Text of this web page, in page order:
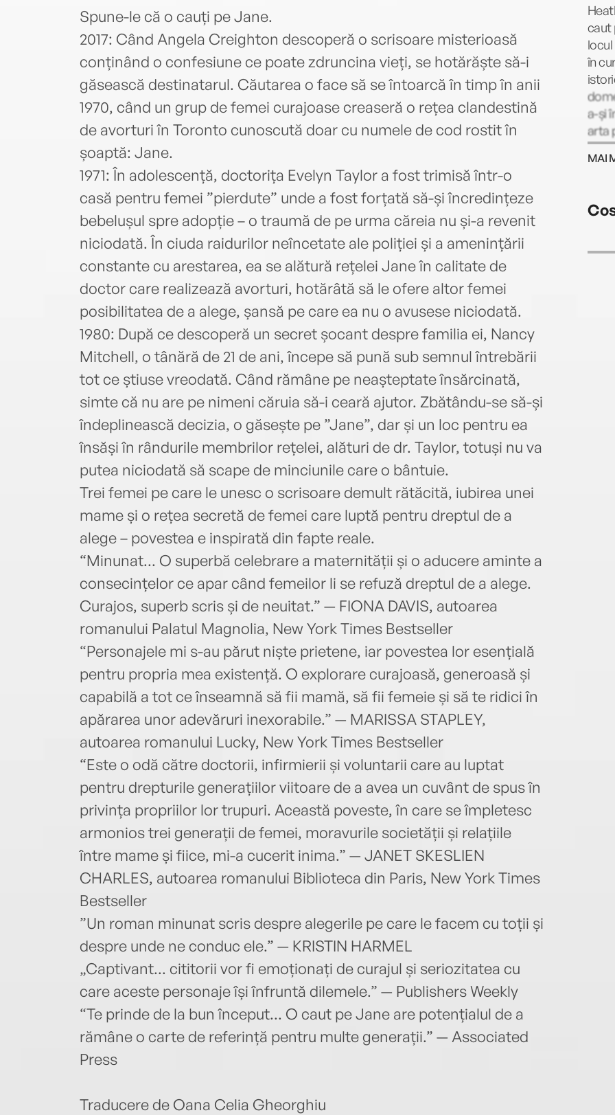
Spune-le că o cauți pe Jane.
2017: Când Angela Creighton descoperă o scrisoare misterioasă
conținând o confesiune ce poate zdruncina vieți, se hotărăște să-i
găsească destinatarul. Căutarea o face să se întoarcă în timp în anii
1970, când un grup de femei curajoase creaseră o rețea clandestină
de avorturi în Toronto cunoscută doar cu numele de cod rostit în
șoaptă: Jane.
1971: În adolescență, doctorița Evelyn Taylor a fost trimisă într-o
casă pentru femei ”pierdute” unde a fost forțată să-și încredințeze
bebelușul spre adopție – o traumă de pe urma căreia nu și-a revenit
niciodată. În ciuda raidurilor neîncetate ale poliției și a amenințării
constante cu arestarea, ea se alătură rețelei Jane în calitate de
doctor care realizează avorturi, hotărâtă să le ofere altor femei
posibilitatea de a alege, șansă pe care ea nu o avusese niciodată.
1980: După ce descoperă un secret șocant despre familia ei, Nancy
Mitchell, o tânără de 21 de ani, începe să pună sub semnul întrebării
tot ce știuse vreodată. Când rămâne pe neașteptate însărcinată,
simte că nu are pe nimeni căruia să-i ceară ajutor. Zbătându-se să-și
îndeplinească decizia, o găsește pe ”Jane”, dar și un loc pentru ea
însăși în rândurile membrilor rețelei, alături de dr. Taylor, totuși nu va
putea niciodată să scape de minciunile care o bântuie.
Trei femei pe care le unesc o scrisoare demult rătăcită, iubirea unei
mame și o rețea secretă de femei care luptă pentru dreptul de a
alege – povestea e inspirată din fapte reale.
“Minunat... O superbă celebrare a maternității și o aducere aminte a
consecințelor ce apar când femeilor li se refuză dreptul de a alege.
Curajos, superb scris și de neuitat.” — FIONA DAVIS, autoarea
romanului Palatul Magnolia, New York Times Bestseller
“Personajele mi s-au părut niște prietene, iar povestea lor esențială
pentru propria mea existență. O explorare curajoasă, generoasă și
capabilă a tot ce înseamnă să fii mamă, să fii femeie și să te ridici în
apărarea unor adevăruri inexorabile.” — MARISSA STAPLEY,
autoarea romanului Lucky, New York Times Bestseller
“Este o odă către doctorii, infirmierii și voluntarii care au luptat
pentru drepturile generațiilor viitoare de a avea un cuvânt de spus în
privința propriilor lor trupuri. Această poveste, în care se împletesc
armonios trei generații de femei, moravurile societății și relațiile
între mame și fiice, mi-a cucerit inima.” — JANET SKESLIEN
CHARLES, autoarea romanului Biblioteca din Paris, New York Times
Bestseller
”Un roman minunat scris despre alegerile pe care le facem cu toții și
despre unde ne conduc ele.” — KRISTIN HARMEL
„Captivant... cititorii vor fi emoționați de curajul și seriozitatea cu
care aceste personaje își înfruntă dilemele.” — Publishers Weekly
“Te prinde de la bun început... O caut pe Jane are potențialul de a
rămâne o carte de referință pentru multe generații.” — Associated
Press
Traducere de Oana Celia Gheorghiu
caut
locul
în
a-și
arta
MAI